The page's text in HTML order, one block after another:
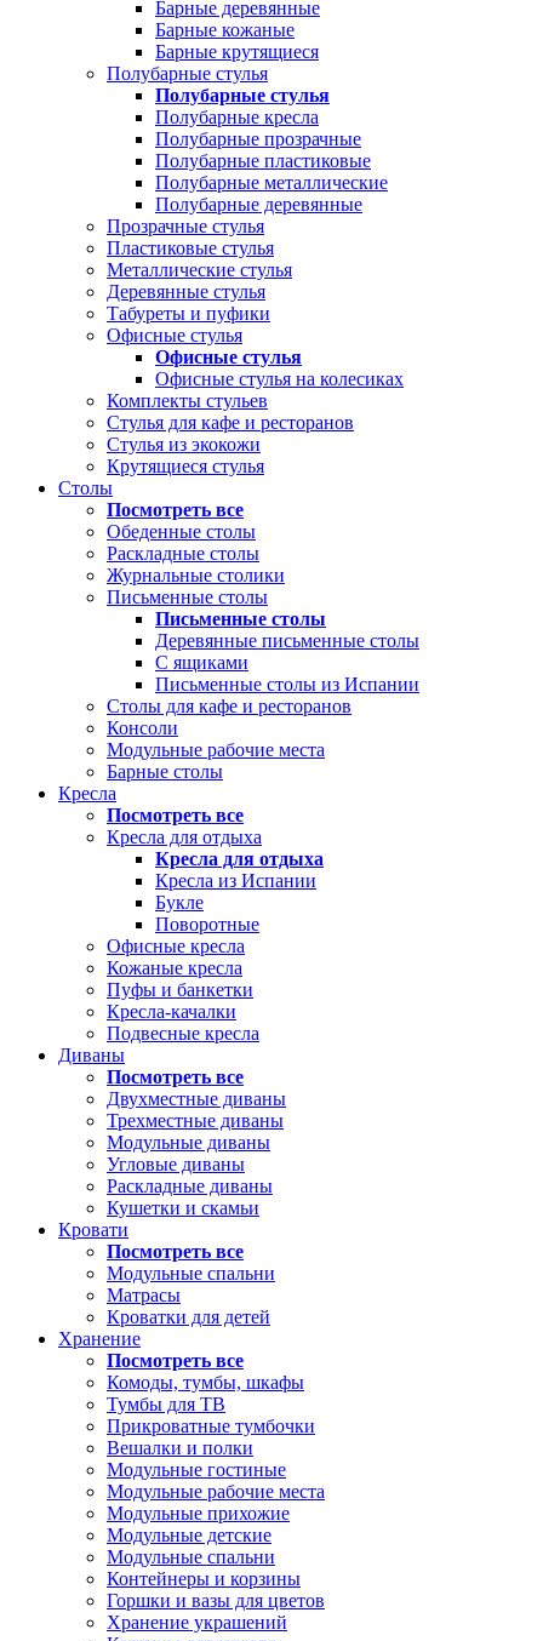
Барные деревянные
Барные кожаные
Барные крутящиеся
Полубарные стулья
Полубарные стулья
Полубарные кресла
Полубарные прозрачные
Полубарные пластиковые
Полубарные металлические
Полубарные деревянные
Прозрачные стулья
Пластиковые стулья
Металлические стулья
Деревянные стулья
Табуреты и пуфики
Офисные стулья
Офисные стулья
Офисные стулья на колесиках
Комплекты стульев
Стулья для кафе и ресторанов
Стулья из экокожи
Крутящиеся стулья
Столы
Посмотреть все
Обеденные столы
Раскладные столы
Журнальные столики
Письменные столы
Письменные столы
Деревянные письменные столы
С ящиками
Письменные столы из Испании
Столы для кафе и ресторанов
Консоли
Модульные рабочие места
Барные столы
Кресла
Посмотреть все
Кресла для отдыха
Кресла для отдыха
Кресла из Испании
Букле
Поворотные
Офисные кресла
Кожаные кресла
Пуфы и банкетки
Кресла-качалки
Подвесные кресла
Диваны
Посмотреть все
Двухместные диваны
Трехместные диваны
Модульные диваны
Угловые диваны
Раскладные диваны
Кушетки и скамьи
Кровати
Посмотреть все
Модульные спальни
Матрасы
Кроватки для детей
Хранение
Посмотреть все
Комоды, тумбы, шкафы
Тумбы для ТВ
Прикроватные тумбочки
Вешалки и полки
Модульные гостиные
Модульные рабочие места
Модульные прихожие
Модульные детские
Модульные спальни
Контейнеры и корзины
Горшки и вазы для цветов
Хранение украшений